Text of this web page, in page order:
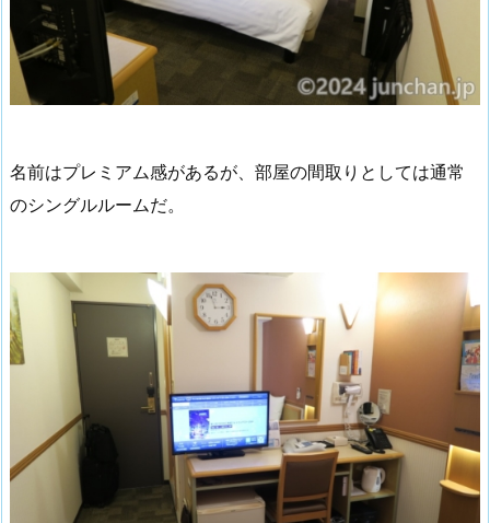
名前はプレミアム感があるが、部屋の間取りとしては通常
のシングルルームだ。